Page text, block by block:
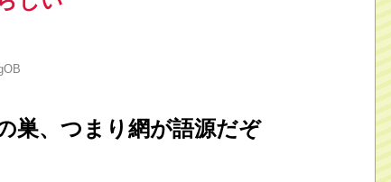
巣、つまり網が語源だぞ